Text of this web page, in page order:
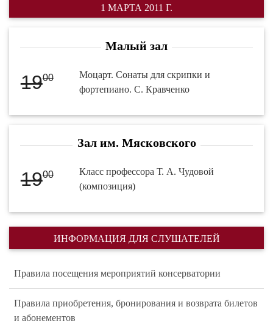
1 МАРТА 2011 Г.
Малый зал
1900
Моцарт. Сонаты для скрипки и
фортепиано. С. Кравченко
Зал им. Мясковского
1900
Класс профессора Т. А. Чудовой
(композиция)
ИНФОРМАЦИЯ ДЛЯ СЛУШАТЕЛЕЙ
Правила посещения мероприятий консерватории
Правила приобретения, бронирования и возврата билетов
и абонементов